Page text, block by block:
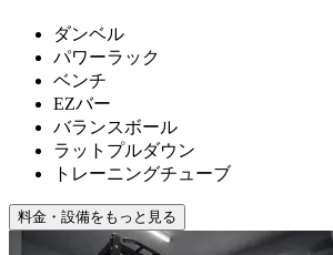
ダンベル
パワーラック
ベンチ
EZバー
バランスボール
ラットプルダウン
トレーニングチューブ
料金・設備をもっと見る